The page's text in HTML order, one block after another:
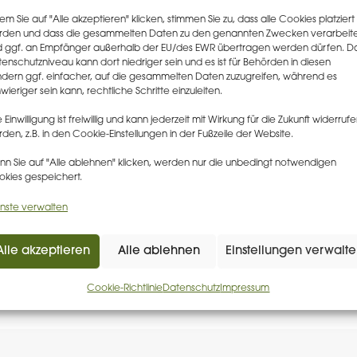
Sie auf "Alle akzeptieren" klicken, stimmen Sie zu, dass alle Cookies platziert
und dass die gesammelten Daten zu den genannten Zwecken
ggf. an Empfänger außerhalb der EU/des EWR übertragen werden dürfen.
kann dort niedriger sein und es ist für Behörden in diesen
ggf. einfacher, auf die gesammelten Daten zuzugreifen, während es
sein kann, rechtliche Schritte einzuleiten.
Einwilligung ist freiwillig und kann jederzeit mit Wirkung für die Zukunft
z.B. in den Cookie-Einstellungen in der Fußzeile der Website.
Sie auf "Alle ablehnen" klicken, werden nur die unbedingt notwendigen
gespeichert.
verwalten
akzeptieren Alle ablehnen Einstellungen
Cookie-RichtlinieDatenschutz Impressum
& Vertragsmanagement
Audits
von Verträgen
Assessment &